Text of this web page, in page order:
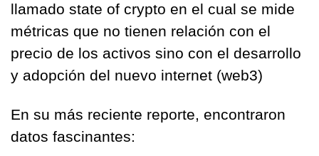
llamado state of crypto en el cual se mide
métricas que no tienen relación con el
precio de los activos sino con el desarrollo
y adopción del nuevo internet (web3)
En su más reciente reporte, encontraron
datos fascinantes: